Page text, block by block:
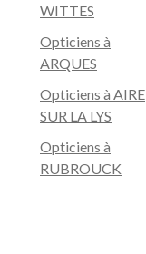
WITTES
Opticiens à
ARQUES
Opticiens à AIRE
SUR LA LYS
Opticiens à
RUBROUCK